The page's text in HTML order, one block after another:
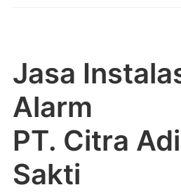
Jasa
Alarm
PT. Citra
Sakti